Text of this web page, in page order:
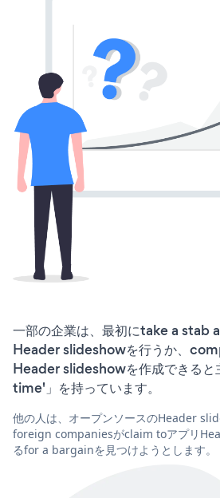
一部の企業は、最初にtake a stab
Header slideshowを行うか、
Header slideshowを作成できると
time'」を持っています。
他の人は、オープンソースのHeader
foreign companiesがclaim toアプリ
るfor a bargainを見つけようとします。